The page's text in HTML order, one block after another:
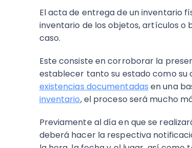
El acta de entrega de un inventario
inventario de los objetos, artículos o
caso.
Este consiste en corroborar la
establecer tanto su estado como su
existencias documentadas en una
inventario, el proceso será mucho
Previamente al día en que se
deberá hacer la respectiva